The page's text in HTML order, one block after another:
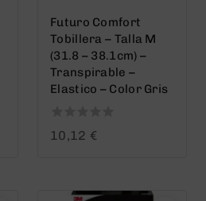
Futuro Comfort
Tobillera – Talla M
(31.8 – 38.1cm) –
Transpirable –
Elastico – Color Gris
010,12 €